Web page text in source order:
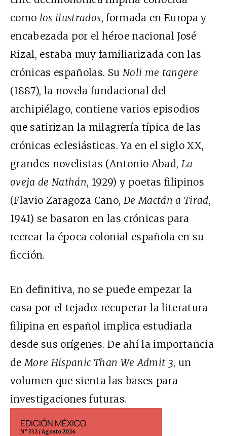
como los ilustrados, formada en Europa y
encabezada por el héroe nacional José
Rizal, estaba muy familiarizada con las
crónicas españolas. Su Noli me tangere
(1887), la novela fundacional del
archipiélago, contiene varios episodios
que satirizan la milagrería típica de las
crónicas eclesiásticas. Ya en el siglo XX,
grandes novelistas (Antonio Abad, La
oveja de Nathán, 1929) y poetas filipinos
(Flavio Zaragoza Cano, De Mactán a Tirad,
1941) se basaron en las crónicas para
recrear la época colonial española en su
ficción.
En definitiva, no se puede empezar la
casa por el tejado: recuperar la literatura
filipina en español implica estudiarla
desde sus orígenes. De ahí la importancia
de More Hispanic Than We Admit 3, un
volumen que sienta las bases para
investigaciones futuras.
EDICIÓN MÉXICO
N° 332 / Agosto 2026